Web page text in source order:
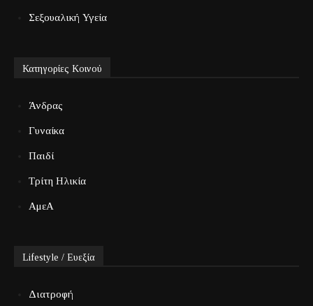
Σεξουαλική Υγεία
Κατηγορίες Κοινού
Άνδρας
Γυναίκα
Παιδί
Τρίτη Ηλικία
ΑμεΑ
Lifestyle / Ευεξία
Διατροφή